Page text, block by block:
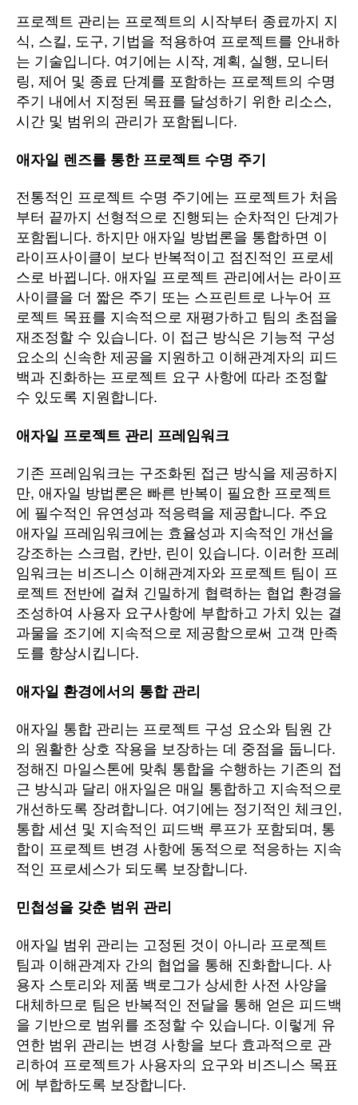
프로젝트 관리는 프로젝트의 시작부터 종료까지 지
식, 스킬, 도구, 기법을 적용하여 프로젝트를 안내하
는 기술입니다. 여기에는 시작, 계획, 실행, 모니터
링, 제어 및 종료 단계를 포함하는 프로젝트의 수명
주기 내에서 지정된 목표를 달성하기 위한 리소스,
시간 및 범위의 관리가 포함됩니다.
애자일 렌즈를 통한 프로젝트 수명 주기
전통적인 프로젝트 수명 주기에는 프로젝트가 처음
부터 끝까지 선형적으로 진행되는 순차적인 단계가
포함됩니다. 하지만 애자일 방법론을 통합하면 이
라이프사이클이 보다 반복적이고 점진적인 프로세
스로 바뀝니다. 애자일 프로젝트 관리에서는 라이프
사이클을 더 짧은 주기 또는 스프린트로 나누어 프
로젝트 목표를 지속적으로 재평가하고 팀의 초점을
재조정할 수 있습니다. 이 접근 방식은 기능적 구성
요소의 신속한 제공을 지원하고 이해관계자의 피드
백과 진화하는 프로젝트 요구 사항에 따라 조정할
수 있도록 지원합니다.
애자일 프로젝트 관리 프레임워크
기존 프레임워크는 구조화된 접근 방식을 제공하지
만, 애자일 방법론은 빠른 반복이 필요한 프로젝트
에 필수적인 유연성과 적응력을 제공합니다. 주요
애자일 프레임워크에는 효율성과 지속적인 개선을
강조하는 스크럼, 칸반, 린이 있습니다. 이러한 프레
임워크는 비즈니스 이해관계자와 프로젝트 팀이 프
로젝트 전반에 걸쳐 긴밀하게 협력하는 협업 환경을
조성하여 사용자 요구사항에 부합하고 가치 있는 결
과물을 조기에 지속적으로 제공함으로써 고객 만족
도를 향상시킵니다.
애자일 환경에서의 통합 관리
애자일 통합 관리는 프로젝트 구성 요소와 팀원 간
의 원활한 상호 작용을 보장하는 데 중점을 둡니다.
정해진 마일스톤에 맞춰 통합을 수행하는 기존의 접
근 방식과 달리 애자일은 매일 통합하고 지속적으로
개선하도록 장려합니다. 여기에는 정기적인 체크인,
통합 세션 및 지속적인 피드백 루프가 포함되며, 통
합이 프로젝트 변경 사항에 동적으로 적응하는 지속
적인 프로세스가 되도록 보장합니다.
민첩성을 갖춘 범위 관리
애자일 범위 관리는 고정된 것이 아니라 프로젝트
팀과 이해관계자 간의 협업을 통해 진화합니다. 사
용자 스토리와 제품 백로그가 상세한 사전 사양을
대체하므로 팀은 반복적인 전달을 통해 얻은 피드백
을 기반으로 범위를 조정할 수 있습니다. 이렇게 유
연한 범위 관리는 변경 사항을 보다 효과적으로 관
리하여 프로젝트가 사용자의 요구와 비즈니스 목표
에 부합하도록 보장합니다.